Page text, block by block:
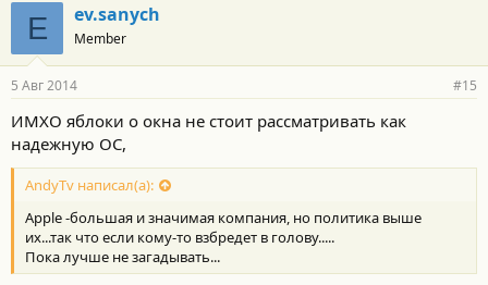
E ev.sanych
Member
5 Авг 2014 #15
ИМХО яблоки о окна не стоит рассматривать как
надежную ОС,
AndyTv написал(а):
Apple -большая и значимая компания, но политика выше
их...так что если кому-то взбредет в голову.....
Пока лучше не загадывать...